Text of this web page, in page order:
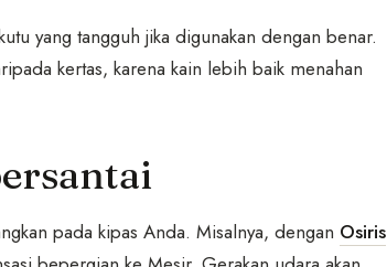
yang tangguh jika digunakan dengan benar.
kertas, karena kain lebih baik menahan
pada kipas Anda. Misalnya, dengan Osiris